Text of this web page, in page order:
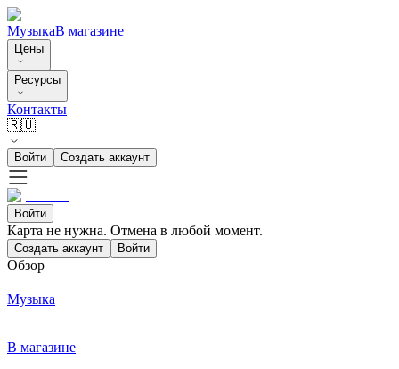
МузыкаВ магазине
Цены
Ресурсы
Контакты
🇷🇺
Войти Создать аккаунт
Войти
Карта не нужна. Отмена в любой момент.
Создать аккаунт Войти
Обзор
Музыка
В магазине